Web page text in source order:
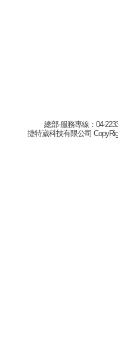
總部-服務專線：04-
捷特崴科技有限公司